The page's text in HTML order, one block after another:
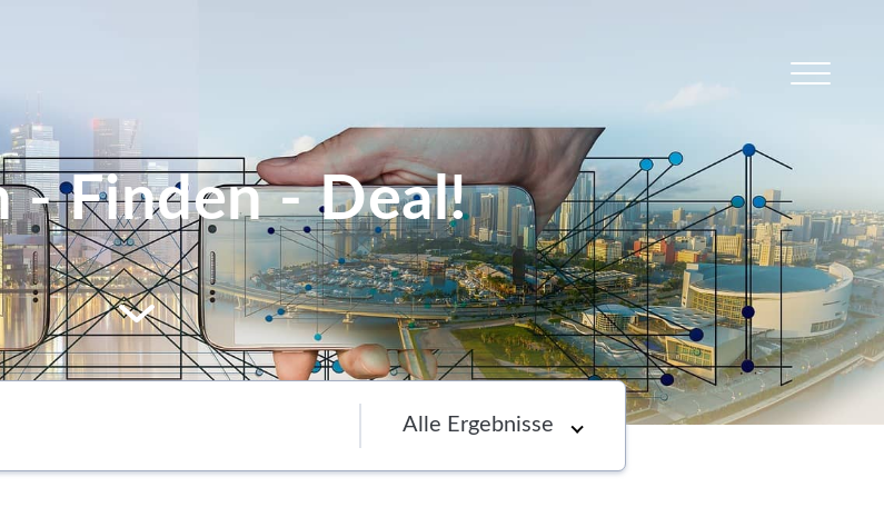
Services
Newsletter
- Finden - Deal!
to content
Choose an option